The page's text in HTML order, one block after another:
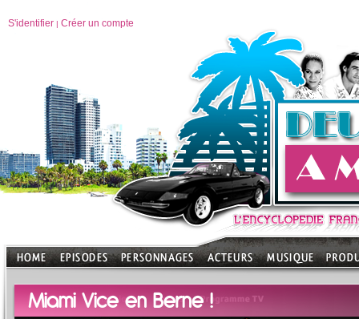
S'identifier | Créer un compte
Miami Vice en Berne !